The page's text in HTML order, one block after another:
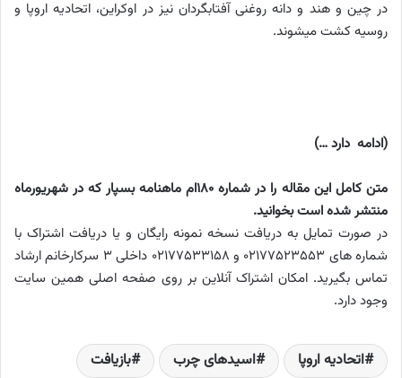
در چین و هند و دانه روغنی آفتابگردان نیز در اوکراین، اتحادیه اروپا و
روسیه کشت می­شوند.
(ادامه دارد …)
متن کامل این مقاله را در شماره 180ام ماهنامه بسپار که در شهریورماه
منتشر شده است بخوانید.
در صورت تمایل به دریافت نسخه نمونه رایگان و یا دریافت اشتراک با
شماره های 02177523553 و 02177533158 داخلی 3 سرکارخانم ارشاد
تماس بگیرید. امکان اشتراک آنلاین بر روی صفحه اصلی همین سایت
وجود دارد.
اتحادیه اروپا اسیدهای چرب بازیافت